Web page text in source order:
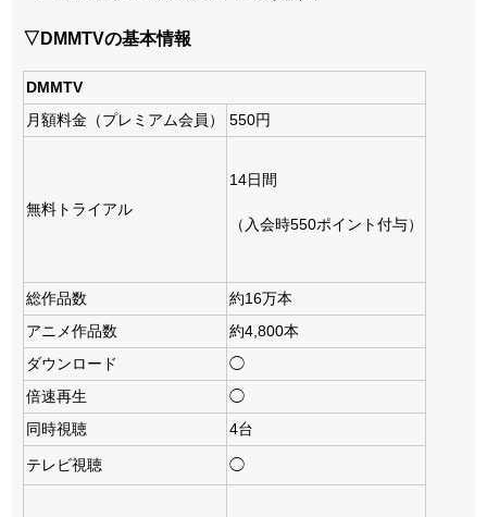
▽DMMTVの基本情報
DMMTV
月額料金（プレミアム会員）
550円
無料トライアル
14日間
（入会時550ポイント付与）
総作品数
約16万本
アニメ作品数
約4,800本
ダウンロード
◯
倍速再生
◯
同時視聴
4台
テレビ視聴 ◯